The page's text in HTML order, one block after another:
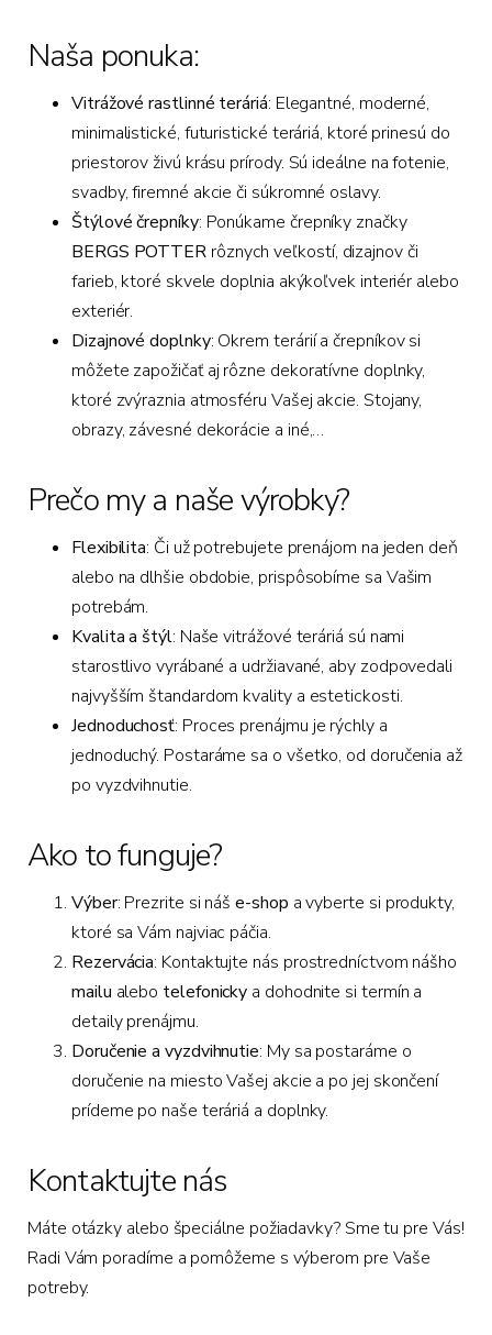
Naša ponuka:
Vitrážové rastlinné teráriá: Elegantné, moderné,
minimalistické, futuristické teráriá, ktoré prinesú do
priestorov živú krásu prírody. Sú ideálne na fotenie,
svadby, firemné akcie či súkromné oslavy.
Štýlové črepníky: Ponúkame črepníky značky
BERGS POTTER rôznych veľkostí, dizajnov či
farieb, ktoré skvele doplnia akýkoľvek interiér alebo
exteriér.
Dizajnové doplnky: Okrem terárií a črepníkov si
môžete zapožičať aj rôzne dekoratívne doplnky,
ktoré zvýraznia atmosféru Vašej akcie. Stojany,
obrazy, závesné dekorácie a iné,…
Prečo my a naše výrobky?
Flexibilita: Či už potrebujete prenájom na jeden deň
alebo na dlhšie obdobie, prispôsobíme sa Vašim
potrebám.
Kvalita a štýl: Naše vitrážové teráriá sú nami
starostlivo vyrábané a udržiavané, aby zodpovedali
najvyšším štandardom kvality a estetickosti.
Jednoduchosť: Proces prenájmu je rýchly a
jednoduchý. Postaráme sa o všetko, od doručenia až
po vyzdvihnutie.
Ako to funguje?
Výber: Prezrite si náše-shop a vyberte si produkty,
ktoré sa Vám najviac páčia.
Rezervácia: Kontaktujte nás prostredníctvom nášho
mailu alebo telefonicky a dohodnite si termín a
detaily prenájmu.
Doručenie a vyzdvihnutie: My sa postaráme o
doručenie na miesto Vašej akcie a po jej skončení
prídeme po naše teráriá a doplnky.
Kontaktujte nás
Máte otázky alebo špeciálne požiadavky? Sme tu pre Vás!
Radi Vám poradíme a pomôžeme s výberom pre Vaše
potreby.